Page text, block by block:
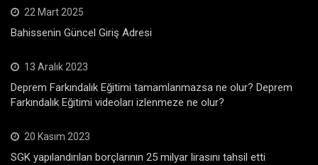
22 Mart 2025
Bahissenin Güncel Giriş Adresi
13 Aralık 2023
Deprem Farkındalık Eğitimi tamamlanmazsa ne olur? Deprem
Farkındalık Eğitimi videoları izlenmeze ne olur?
20 Kasım 2023
SGK yapılandırılan borçlarının 25 milyar lirasını tahsil etti